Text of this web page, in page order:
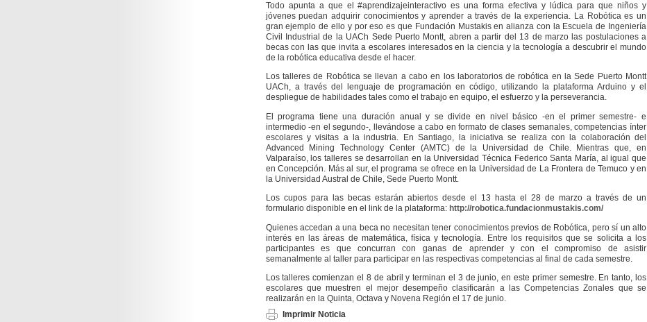
Todo apunta a que el #aprendizajeinteractivo es una forma efectiva y lúdica para que niños y
jóvenes puedan adquirir conocimientos y aprender a través de la experiencia. La Robótica es un
gran ejemplo de ello y por eso es que Fundación Mustakis en alianza con la Escuela de Ingeniería
Civil Industrial de la UACh Sede Puerto Montt, abren a partir del 13 de marzo las postulaciones a
becas con las que invita a escolares interesados en la ciencia y la tecnología a descubrir el mundo
de la robótica educativa desde el hacer.
Los talleres de Robótica se llevan a cabo en los laboratorios de robótica en la Sede Puerto Montt
UACh, a través del lenguaje de programación en código, utilizando la plataforma Arduino y el
despliegue de habilidades tales como el trabajo en equipo, el esfuerzo y la perseverancia.
El programa tiene una duración anual y se divide en nivel básico -en el primer semestre- e
intermedio -en el segundo-, llevándose a cabo en formato de clases semanales, competencias ínter
escolares y visitas a la industria. En Santiago, la iniciativa se realiza con la colaboración del
Advanced Mining Technology Center (AMTC) de la Universidad de Chile. Mientras que, en
Valparaíso, los talleres se desarrollan en la Universidad Técnica Federico Santa María, al igual que
en Concepción. Más al sur, el programa se ofrece en la Universidad de La Frontera de Temuco y en
la Universidad Austral de Chile, Sede Puerto Montt.
Los cupos para las becas estarán abiertos desde el 13 hasta el 28 de marzo a través de un
formulario disponible en el link de la plataforma: http://robotica.fundacionmustakis.com/
Quienes accedan a una beca no necesitan tener conocimientos previos de Robótica, pero sí un alto
interés en las áreas de matemática, física y tecnología. Entre los requisitos que se solicita a los
participantes es que concurran con ganas de aprender y con el compromiso de asistir
semanalmente al taller para participar en las respectivas competencias al final de cada semestre.
Los talleres comienzan el 8 de abril y terminan el 3 de junio, en este primer semestre. En tanto, los
escolares que muestren el mejor desempeño clasificarán a las Competencias Zonales que se
realizarán en la Quinta, Octava y Novena Región el 17 de junio.
Imprimir Noticia